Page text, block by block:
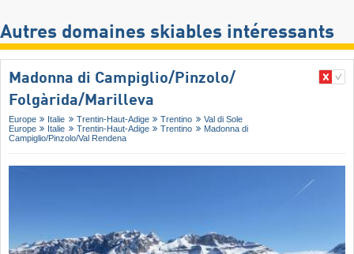
Autres domaines skiables intéressants
Madonna di Campiglio/​Pinzolo/​
Folgàrida/​Marilleva
Europe Italie Trentin-Haut-Adige Trentino
Val di Sole
Europe
Italie Trentin-Haut-Adige Trentino
Madonna di
Campiglio/​Pinzolo/​Val Rendena